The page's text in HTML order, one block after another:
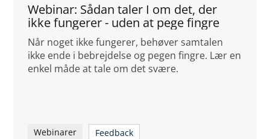
Webinar: Sådan taler I om det, der
ikke fungerer - uden at pege fingre
Når noget ikke fungerer, behøver samtalen
ikke ende i bebrejdelse og pegen fingre. Lær en
enkel måde at tale om det svære.
Webinarer Feedback